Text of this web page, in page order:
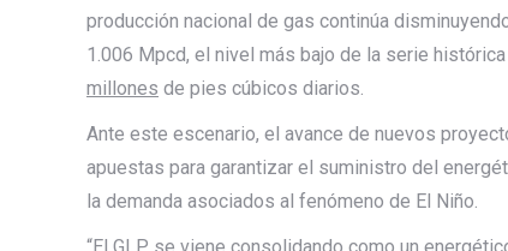
producción nacional de gas continúa
1.006 Mpcd, el nivel más bajo de la serie
millones de pies cúbicos diarios.
Ante este escenario, el avance de nuevos
apuestas para garantizar el suministro del
la demanda asociados al fenómeno de El Niño.
“El GLP se viene consolidando como un